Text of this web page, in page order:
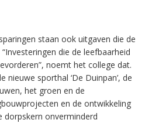
staan ook uitgaven die de
die de leefbaarheid
noemt het college dat.
sporthal ‘De Duinpan’, de
het groen en de
en de ontwikkeling
dorpskern onverminderd